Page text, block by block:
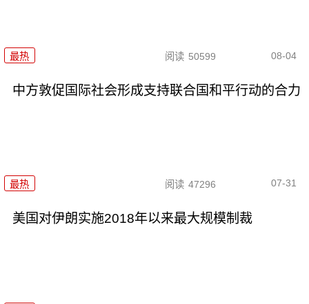
最热 阅读 50599 08-04
中方敦促国际社会形成支持联合国和平行动的合力
最热 阅读 47296 07-31
美国对伊朗实施2018年以来最大规模制裁